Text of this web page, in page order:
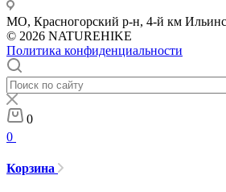
МО, Красногорский р-н, 4-й км
© 2026 NATUREHIKE
Политика конфиденциальности
0
0
Корзина